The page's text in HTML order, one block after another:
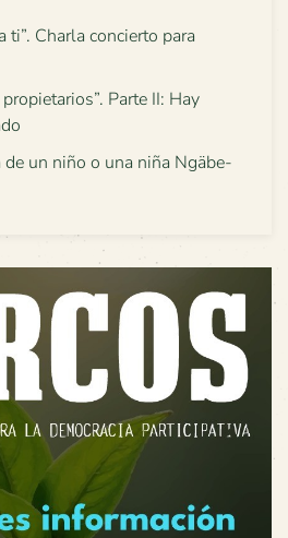
ti”. Charla concierto para
Parte II: Hay
un niño o una niña Ngäbe-